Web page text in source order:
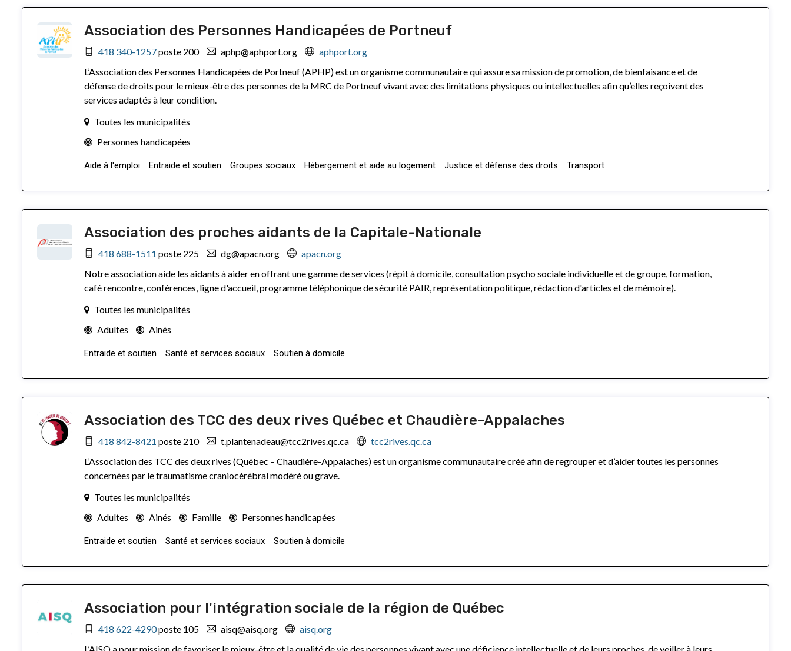
Association des Personnes Handicapées de Portneuf
418 340-1257poste 200 aphp@aphport.org
aphport.org
L’Association des Personnes Handicapées de Portneuf (APHP) est un organisme communautaire qui assure sa mission de promotion, de bienfaisance et de
défense de droits pour le mieux-être des personnes de la MRC de Portneuf vivant avec des limitations physiques ou intellectuelles afin qu’elles reçoivent des
services adaptés à leur condition.
Toutes les municipalités
Personnes handicapées
Aide à l'emploi Entraide et soutien Groupes sociaux Hébergement et aide au logement Justice et défense des droits Transport
Association des proches aidants de la Capitale-Nationale
418 688-1511 poste 225 dg@apacn.org
apacn.org
Notre association aide les aidants à aider en offrant une gamme de services (répit à domicile, consultation psycho sociale individuelle et de groupe, formation,
café rencontre, conférences, ligne d'accueil, programme téléphonique de sécurité PAIR, représentation politique, rédaction d'articles et de mémoire).
Toutes les municipalités
Adultes
Ainés
Entraide et soutien Santé et services sociaux Soutien à domicile
Association des TCC des deux rives Québec et Chaudière-Appalaches
418 842-8421 poste 210 t.plantenadeau@tcc2rives.qc.ca
tcc2rives.qc.ca
L’Association des TCC des deux rives (Québec – Chaudière-Appalaches) est un organisme communautaire créé afin de regrouper et d’aider toutes les personnes
concernées par le traumatisme craniocérébral modéré ou grave.
Toutes les municipalités
Adultes
Ainés Famille Personnes handicapées
Entraide et soutien Santé et services sociaux Soutien à domicile
Association pour l'intégration sociale de la région de Québec
418 622-4290poste 105 aisq@aisq.org
aisq.org